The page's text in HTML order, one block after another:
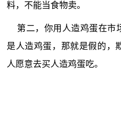
料，不能当食物卖。
第二，你用人造鸡蛋在市
是人造鸡蛋，那就是假的，
人愿意去买人造鸡蛋吃。